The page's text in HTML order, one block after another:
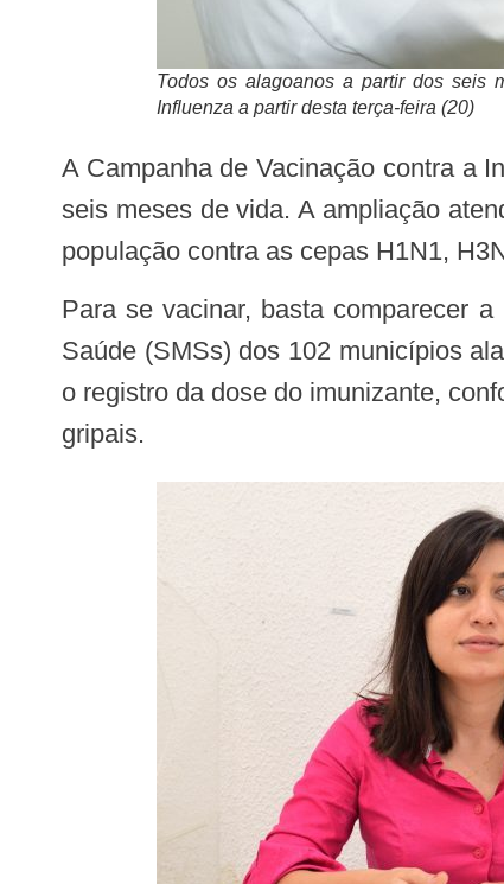
Todos os alagoanos a partir dos seis
Influenza a partir desta terça-feira (20)
A Campanha de Vacinação contra a Influenza teve o público-alvo ampliado e está liberada para todos os alagoanos a partir dos
seis meses de vida. A ampliação
população contra as cepas H1N1,
Para se vacinar, basta comparecer a um dos Postos de Vacinação fixo ou volante, indicados pelas Secretarias Municipais de
Saúde (SMSs) dos 102 municípios
o registro da dose do imunizante,
gripais.